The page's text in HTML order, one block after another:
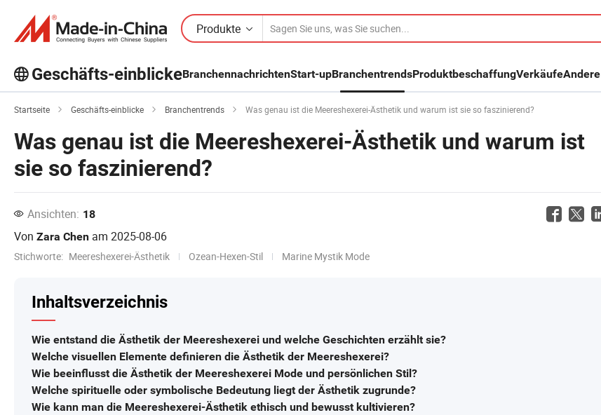
Produkte
Geschäfts-einblickeBranchennachrichtenStart-upBranchentrendsProduktbeschaffungVerkäufeAndere
Entdecken Sie weitere beliebte Artikel
Mehr Anzeigen
Startseite Geschäfts-einblicke Branchentrends Was genau ist die Meereshexerei-Ästhetik und warum ist sie so faszinierend?
Was genau ist die Meereshexerei-Ästhetik und warum ist
sie so faszinierend?
Ansichten: 18
Von Zara Chen am 2025-08-06
Stichworte: Meereshexerei-Ästhetik Ozean-Hexen-Stil Marine Mystik Mode
Inhaltsverzeichnis
Wie entstand die Ästhetik der Meereshexerei und welche Geschichten erzählt sie?
Welche visuellen Elemente definieren die Ästhetik der Meereshexerei?
Wie beeinflusst die Ästhetik der Meereshexerei Mode und persönlichen Stil?
Welche spirituelle oder symbolische Bedeutung liegt der Ästhetik zugrunde?
Wie kann man die Meereshexerei-Ästhetik ethisch und bewusst kultivieren?